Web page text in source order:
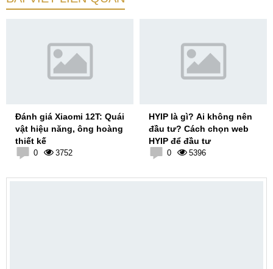
Đánh giá Xiaomi 12T: Quái
vật hiệu năng, ông hoàng
thiết kế
0 3752
HYIP là gì? Ai không nên
đầu tư? Cách chọn web
HYIP để đầu tư
0 5396